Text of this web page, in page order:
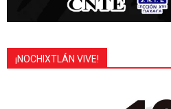
¡NOCHIXTLÁN VIVE!